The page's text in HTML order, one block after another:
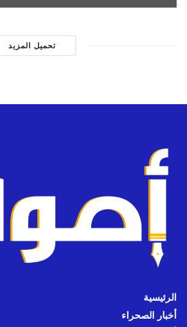
تحميل المزيد
الرئيسية
أخبار الصحراء